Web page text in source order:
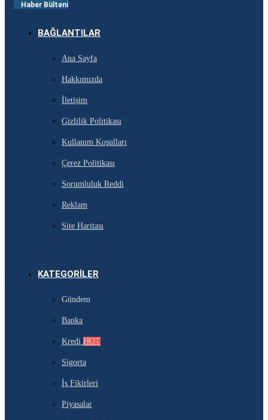
Haber Bülteni
BAĞLANTILAR
Ana Sayfa
Hakkımızda
İletişim
Gizlilik Politikası
Kullanım Koşulları
Çerez Politikası
Sorumluluk Reddi
Reklam
Site Haritası
KATEGORILER
Gündem
Banka
Kredi HOT
Sigorta
İş Fikirleri
Piyasalar